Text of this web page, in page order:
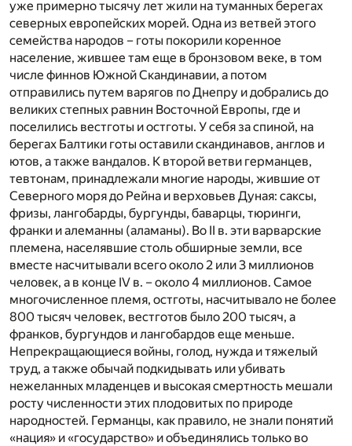
уже примерно тысячу лет жили на туманных берегах
северных европейских морей. Одна из ветвей этого
семейства народов – готы покорили коренное
население, жившее там еще в бронзовом веке, в том
числе финнов Южной Скандинавии, а потом
отправились путем варягов по Днепру и добрались до
великих степных равнин Восточной Европы, где и
поселились вестготы и остготы. У себя за спиной, на
берегах Балтики готы оставили скандинавов, англов и
ютов, а также вандалов. К второй ветви германцев,
тевтонам, принадлежали многие народы, жившие от
Северного моря до Рейна и верховьев Дуная: саксы,
фризы, лангобарды, бургунды, баварцы, тюринги,
франки и алеманны (аламаны). Во II в. эти варварские
племена, населявшие столь обширные земли, все
вместе насчитывали всего около 2 или 3 миллионов
человек, а в конце IV в. – около 4 миллионов. Самое
многочисленное племя, остготы, насчитывало не более
800 тысяч человек, вестготов было 200 тысяч, а
франков, бургундов и лангобардов еще меньше.
Непрекращающиеся войны, голод, нужда и тяжелый
труд, а также обычай подкидывать или убивать
нежеланных младенцев и высокая смертность мешали
росту численности этих плодовитых по природе
народностей. Германцы, как правило, не знали понятий
«нация» и «государство» и объединялись только во